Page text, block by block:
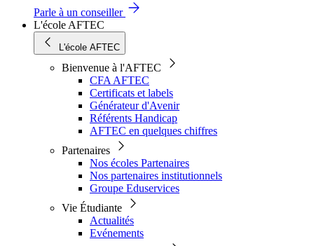
Parle à un conseiller
L'école AFTEC
L'école AFTEC
Bienvenue à l'AFTEC
CFA AFTEC
Certificats et labels
Générateur d'Avenir
Référents Handicap
AFTEC en quelques chiffres
Partenaires
Nos écoles Partenaires
Nos partenaires institutionnels
Groupe Eduservices
Vie Étudiante
Actualités
Evénements